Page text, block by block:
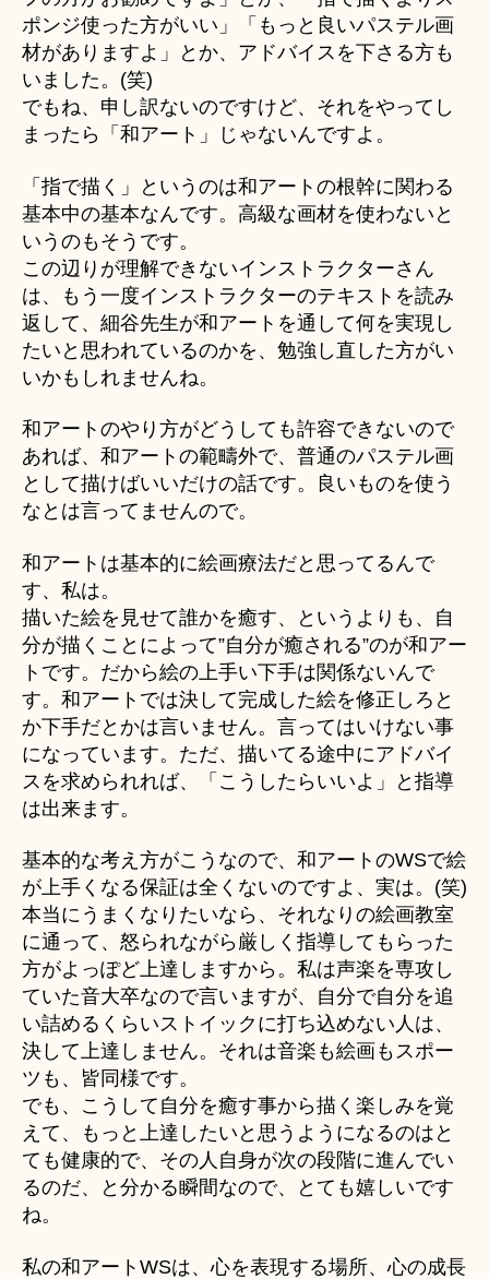
ポンジ使った方がいい」「もっと良いパステル画
材がありますよ」とか、アドバイスを下さる方も
いました。(笑)
でもね、申し訳ないのですけど、それをやってし
まったら「和アート」じゃないんですよ。
「指で描く」というのは和アートの根幹に関わる
基本中の基本なんです。高級な画材を使わないと
いうのもそうです。
この辺りが理解できないインストラクターさん
は、もう一度インストラクターのテキストを読み
返して、細谷先生が和アートを通して何を実現し
たいと思われているのかを、勉強し直した方がい
いかもしれませんね。
和アートのやり方がどうしても許容できないので
あれば、和アートの範疇外で、普通のパステル画
として描けばいいだけの話です。良いものを使う
なとは言ってませんので。
和アートは基本的に絵画療法だと思ってるんで
す、私は。
描いた絵を見せて誰かを癒す、というよりも、自
分が描くことによって”自分が癒される”のが和アー
トです。だから絵の上手い下手は関係ないんで
す。和アートでは決して完成した絵を修正しろと
か下手だとかは言いません。言ってはいけない事
になっています。ただ、描いてる途中にアドバイ
スを求められれば、「こうしたらいいよ」と指導
は出来ます。
基本的な考え方がこうなので、和アートのWSで絵
が上手くなる保証は全くないのですよ、実は。(笑)
本当にうまくなりたいなら、それなりの絵画教室
に通って、怒られながら厳しく指導してもらった
方がよっぽど上達しますから。私は声楽を専攻し
ていた音大卒なので言いますが、自分で自分を追
い詰めるくらいストイックに打ち込めない人は、
決して上達しません。それは音楽も絵画もスポー
ツも、皆同様です。
でも、こうして自分を癒す事から描く楽しみを覚
えて、もっと上達したいと思うようになるのはと
ても健康的で、その人自身が次の段階に進んでい
るのだ、と分かる瞬間なので、とても嬉しいです
ね。
私の和アートWSは、心を表現する場所、心の成長